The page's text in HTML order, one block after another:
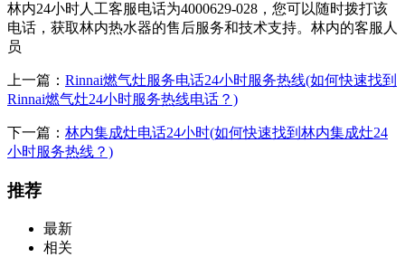
林内24小时人工客服电话为4000629-028，您可以随时拨打该
电话，获取林内热水器的售后服务和技术支持。林内的客服人
员
上一篇： Rinnai燃气灶服务电话24小时服务热线(如何快速找到
Rinnai燃气灶24小时服务热线电话？)
下一篇： 林内集成灶电话24小时(如何快速找到林内集成灶24
小时服务热线？)
推荐
最新
相关